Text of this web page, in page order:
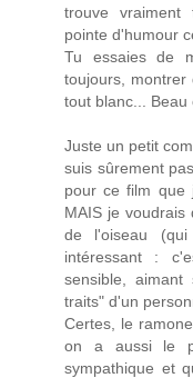
trouve vraiment
pointe d'humour
Tu essaies de
toujours, montrer
tout blanc... Beau
Juste un petit
suis sûrement
pour ce film que
MAIS je voudrais
de l'oiseau
intéressant :
sensible,
traits" d'un
Certes, le
on a aussi le
sympathique et